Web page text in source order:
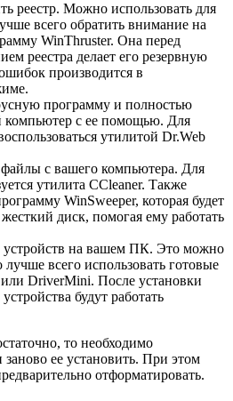
реестр. Можно использовать для
всего обратить внимание на
WinThruster. Она перед
реестра делает его резервную
производится в
программу и полностью
компьютер с ее помощью. Для
утилитой Dr.Web
с вашего компьютера. Для
утилита CCleaner. Также
WinSweeper, которая будет
диск, помогая ему работать
устройств на вашем ПК. Это можно
всего использовать готовые
DriverMini. После установки
будут работать
то необходимо
заново ее установить. При этом
отформатировать.